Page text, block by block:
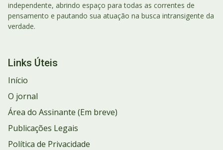
independente, abrindo espaço para todas as correntes de
pensamento e pautando sua atuação na busca intransigente da
verdade.
Links Úteis
Início
O jornal
Área do Assinante (Em breve)
Publicações Legais
Política de Privacidade